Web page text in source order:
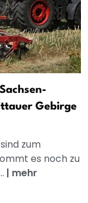
Gebirge
zum
es noch zu
| mehr